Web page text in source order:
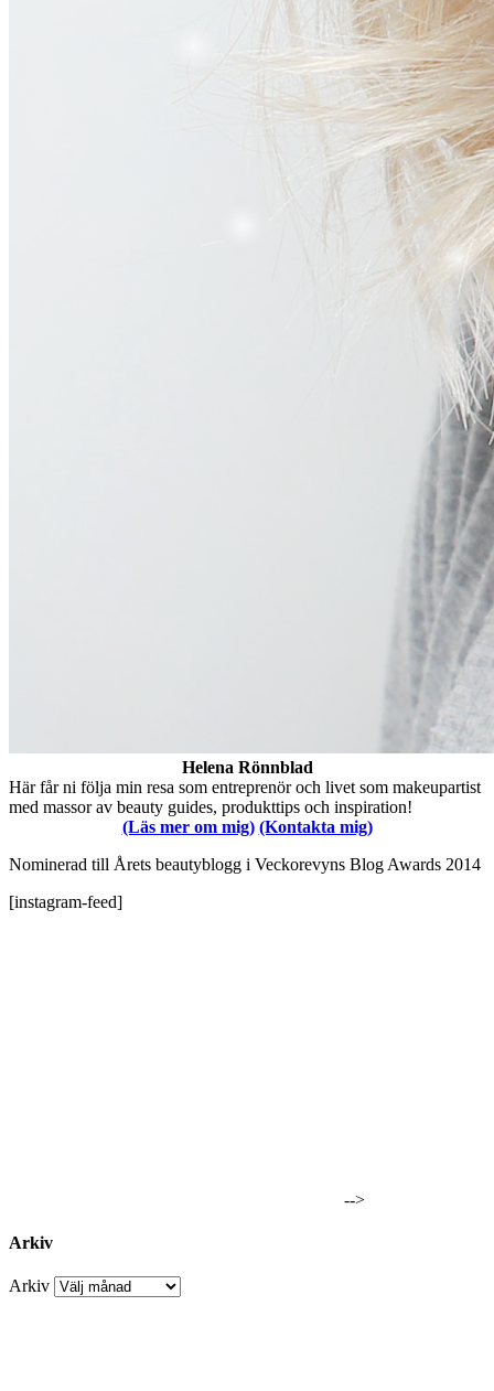
Helena Rönnblad
Här får ni följa min resa som entreprenör och livet som makeupartist
med massor av beauty guides, produkttips och inspiration!
(Läs mer om mig) (Kontakta mig)
Nominerad till Årets beautyblogg i Veckorevyns Blog Awards 2014
[instagram-feed]
-->
Arkiv
Arkiv